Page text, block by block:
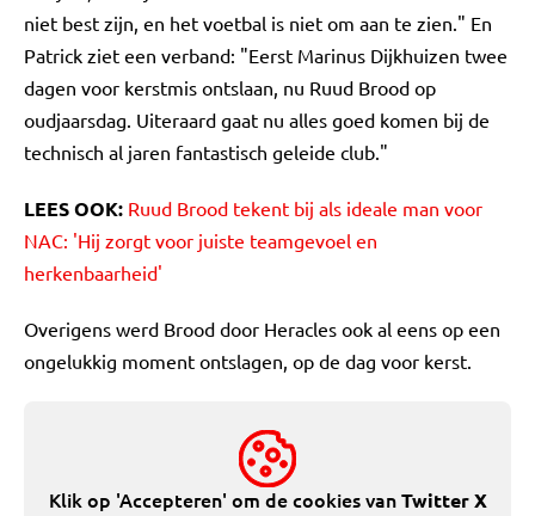
niet best zijn, en het voetbal is niet om aan te zien." En
Patrick ziet een verband: "Eerst Marinus Dijkhuizen twee
dagen voor kerstmis ontslaan, nu Ruud Brood op
oudjaarsdag. Uiteraard gaat nu alles goed komen bij de
technisch al jaren fantastisch geleide club."
LEES OOK: Ruud Brood tekent bij als ideale man voor
NAC: 'Hij zorgt voor juiste teamgevoel en
herkenbaarheid'
Overigens werd Brood door Heracles ook al eens op een
ongelukkig moment ontslagen, op de dag voor kerst.
Klik op 'Accepteren' om de cookies vanTwitter X